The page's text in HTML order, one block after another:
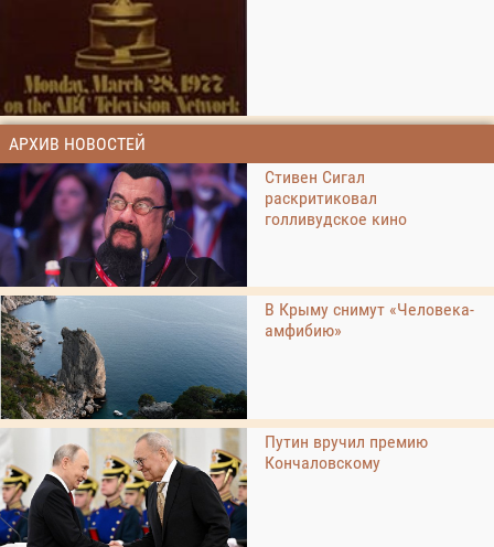
АРХИВ НОВОСТЕЙ
Стивен Сигал
раскритиковал
голливудское кино
В Крыму снимут «Человека-
амфибию»
Путин вручил премию
Кончаловскому